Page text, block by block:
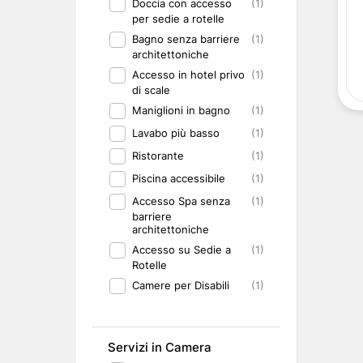
Abruzzo
Emilia Romagna
Valle d'Aosta
Trentino-Alto Adige
Friuli-Venezia Giulia
Marche
Isole del Golfo di Napoli
Lampedusa
Pantelleria
Single
Viaggio con Amici
Gourmet &
Benessere e
Doccia con accesso
per sedie a rotelle
(1)
Bagno senza barriere
architettoniche
(1)
Accesso in hotel privo
di scale
(1)
Maniglioni in bagno
(1)
Lavabo più basso
(1)
Ristorante
(1)
Piscina accessibile
(1)
Accesso Spa senza
barriere
architettoniche
(1)
Accesso su Sedie a
Rotelle
(1)
Camere per Disabili (1)
Servizi in Camera